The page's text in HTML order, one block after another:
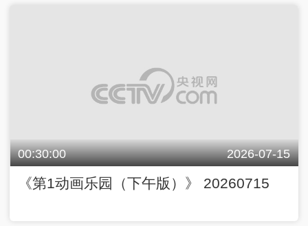
00:30:00 2026-07-15
《第1动画乐园（下午版）》 20260715